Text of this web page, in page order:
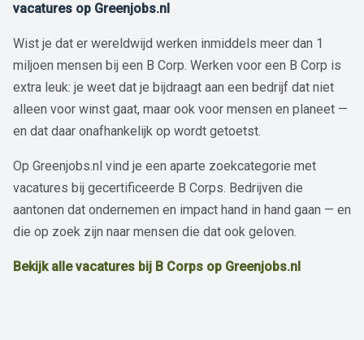
vacatures op Greenjobs.nl
Wist je dat er wereldwijd werken inmiddels meer dan 1
miljoen mensen bij een B Corp. Werken voor een B Corp is
extra leuk: je weet dat je bijdraagt aan een bedrijf dat niet
alleen voor winst gaat, maar ook voor mensen en planeet —
en dat daar onafhankelijk op wordt getoetst.
Op Greenjobs.nl vind je een aparte zoekcategorie met
vacatures bij gecertificeerde B Corps. Bedrijven die
aantonen dat ondernemen en impact hand in hand gaan — en
die op zoek zijn naar mensen die dat ook geloven.
Bekijk alle vacatures bij B Corps op Greenjobs.nl